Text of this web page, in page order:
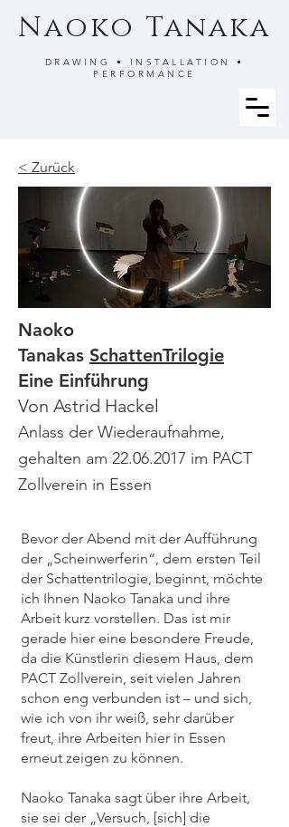
Naoko Tanaka
DRAWING • INSTALLATION •
PERFORMANCE
< Zurück
Naoko
Tanakas SchattenTrilogie
Eine Einführung
Von Astrid Hackel
Anlass der Wiederaufnahme,
gehalten am 22.06.2017 im PACT
Zollverein in Essen
Bevor der Abend mit der Aufführung
der „Scheinwerferin“, dem ersten Teil
der Schattentrilogie, beginnt, möchte
ich Ihnen Naoko Tanaka und ihre
Arbeit kurz vorstellen. Das ist mir
gerade hier eine besondere Freude,
da die Künstlerin diesem Haus, dem
PACT Zollverein, seit vielen Jahren
schon eng verbunden ist – und sich,
wie ich von ihr weiß, sehr darüber
freut, ihre Arbeiten hier in Essen
erneut zeigen zu können.
Naoko Tanaka sagt über ihre Arbeit,
sie sei der „Versuch, [sich] die